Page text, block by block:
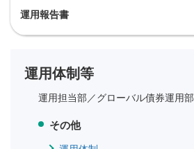
運用報告書
運用体制等
運用担当部／グローバル債券運用部
その他